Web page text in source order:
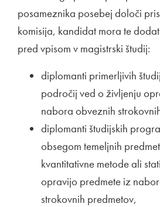
posameznika posebej določi
komisija, kandidat mora te
pred vpisom v magistrski študij:
diplomanti primerljivih
področij ved o življenju
nabora obveznih
diplomanti študijskih
obsegom temeljnih
kvantitativne metode ali
opravijo predmete iz
strokovnih predmetov,